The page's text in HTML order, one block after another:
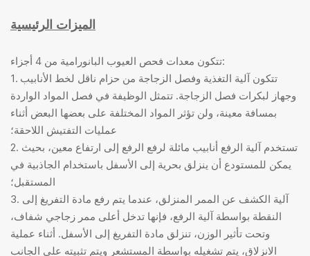
الميزات الرئيسية
تتكون معدات فحص العيوب البانورامية من 4 أجزاء:
1. تتكون آلية التغذية وفصل الزجاجة من حزام ناقل لخط الأنابيب
وجهاز لبكرات فصل الزجاجة. تتمثل الوظيفة في فصل المواد الواردة
بمسافة معينة، ولن تؤثر المواد المختلفة على بعضها البعض أثناء
عمليات التفتيش اللاحقة؛
2. تستخدم آلية الرفع أنابيب مائلة لرفع الرفع إلى ارتفاع معين، بحيث
يمكن للمستودع أن ينزلق بحرية إلى الأسفل باستخدام الجاذبية في
المستقبل؛
3. آلية الكشف عن الممر المنزلق، عندما يتم رفع مادة التفريغ إلى
النقطة بواسطة آلية الرفع، فإنها تدخل أعلى ممر زجاجي شفاف،
وتحت تأثير الوزن، تنزلق مادة التفريغ إلى الأسفل. أثناء عملية
الانزلاق، يتم تشغيله بواسطة المستشعر ويتم تثبيته على الجانب